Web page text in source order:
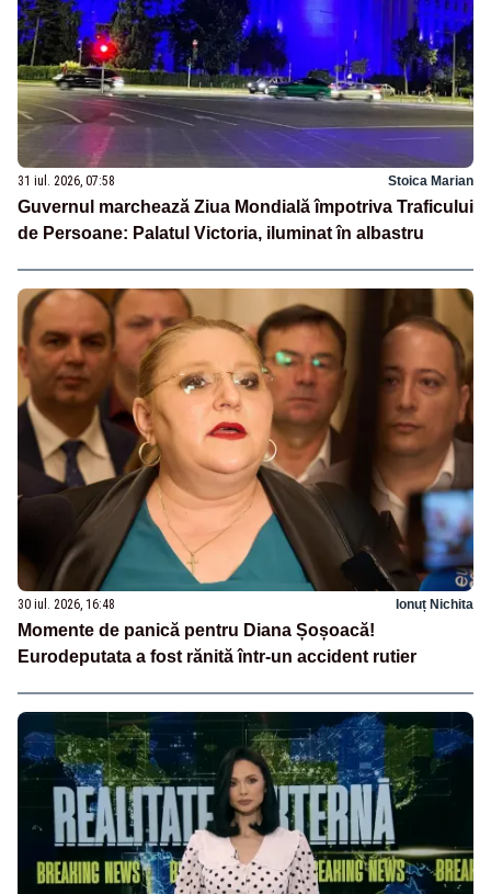
31 iul. 2026, 07:58 Stoica Marian
Guvernul marchează Ziua Mondială împotriva Traficului
de Persoane: Palatul Victoria, iluminat în albastru
30 iul. 2026, 16:48 Ionuț Nichita
Momente de panică pentru Diana Șoșoacă!
Eurodeputata a fost rănită într-un accident rutier